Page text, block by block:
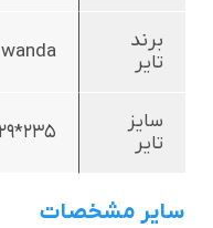
برند
تایر
wanda
سایز
تایر
235*29
سایر مشخصات